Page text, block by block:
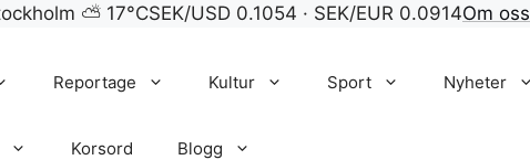
⛅ 17°CSEK/USD 0.1054 · SEK/EUR 0.0914Om oss
Reportage Kultur Sport Nyheter
Korsord Blogg